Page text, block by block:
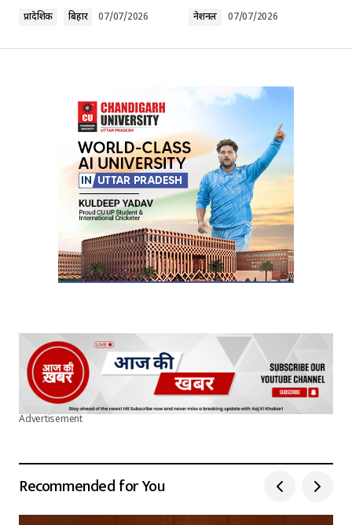
Your E-mail*
Submit Comment
प्रादेशिक बिहार 07/07/2026 नेशनल 07/07/2026
Advertisement
Recommended for You